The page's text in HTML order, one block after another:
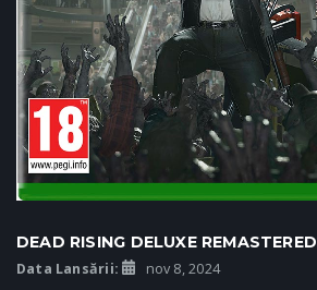
DEAD RISING DELUXE REMASTERED
Data Lansării: nov 8, 2024